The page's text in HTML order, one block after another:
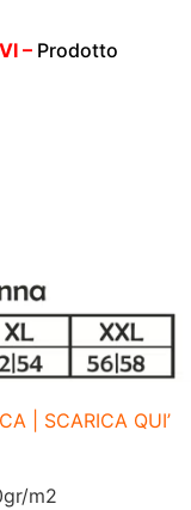
– Prodotto
| SCARICA QUI’
m2